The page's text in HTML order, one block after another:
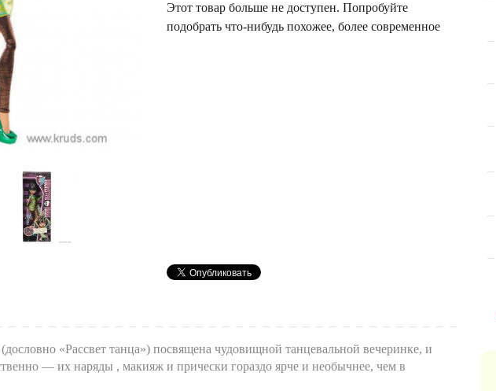
Этот товар больше не доступен. Попробуйте
подобрать что-нибудь похожее, более современное
«Рассвет танца») посвящена чудовищной танцевальной вечеринке, и
— их наряды , макияж и прически гораздо ярче и необычнее, чем в